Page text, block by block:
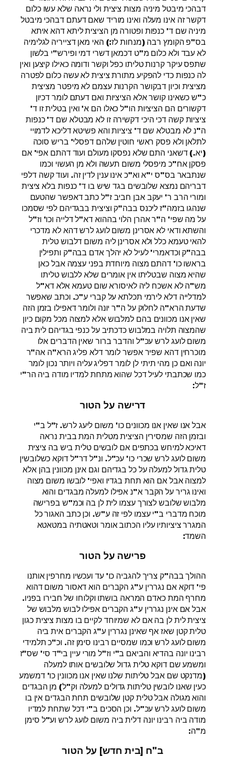
דבהכי מיבטל מיניה מצות ציצית ולי נראה שלא עשו כלום
דקשר זה אינו מעלה ואינו מוריד שאם דעתם דבהכי מיבטל
מיניה שם ד' כנפות ופטורה מן הציצית ליתא דהא איתא
בס"פ הקומץ רבה (מנחות לז:) האי מאן דצייריה לגלימיה
לא עבד ולא כלום מ"ט דכמאן דשרי דמי ופירש"י בלשון
שתפס עיקר קרנות טליתו כפל וקשר ודומה כאילו קיצען ואין
לה כנפות כדי להפקיע מתורת ציצית לא עשה כלום לפטרה
מציצית וכיון דבקושר הקרנות עצמם לא מיפטר מציצית
כ"ש כשאינו קושר אלא הציציות ואם דעתם לומר דכיון
דקשורים הם הציציות הו"ל כאלו הם א' ואין בטלית זו ד'
ציציות קשה דכי היכי דקשירה זו לא מבטלא שם ד' כנפות
ה"נ לא מבטלא שם ד' ציציות והא פשיטא דליכא לדמויי
לתלאן ולא פסק ראשי חוטין שלהם דפסלי' בריש סוכה
(יא.) דשאני התם שלא נפסקו מעולם ועוד דהתם אפי' אם
פסקן אח"כ מיפסלי משום תעשה ולא מן העשוי וכמו
שנתבאר בס"ס י"א וא"כ אינו ענין לדין זה. ועוד קשה דלפי
דבריהם נמצא שלובשים בגד שיש בו ד' כנפות בלא ציצית
ומורי הרב ר' יעקב אבן חביב ז"ל כתב דאפשר שהטעם
שנהגו בזמה"ז ליכנס בבה"ק וציצית בבגדיהם לפי שסמכו
על מה שפי' ה"ר אהרן הלוי בההוא דא"ל דלייה וכו' וז"ל
והשתא ודאי לא אסרינן משום לועג לרש דהא לא מדכרי
להאי טעמא כלל ולא אסרינן ליה משום דלבוש טלית
בבה"ק וכדאמרי' לעיל לא יהלך אדם בבה"ק ותפילין
בראשו כו' דהתם מצוה מיוחדת בפני עצמה אבל כאן
שהיא מצוה שבטליתו אין אומרים שלא ללבוש טליתו
מש"ה לא אשכח ליה לאיסורא שום טעמא אלא דא"ל
למדלייה דלא לירמי תכלתא על קברי ע"כ. וכתב שאפשר
שדעת הרא"ה לחלוק על ה"ר יונה ולומר דאפילו בזמן הזה
שאין אנו מכוונים בהם למלבוש אלא למצוה מכל מקום כיון
שהמצוה תלויה במלבוש כדכתיב על כנפי בגדיהם לית ביה
משום לועג לרש עכ"ל והדבר ברור שאין הדברים אלו
מוכרחין דהא שפיר אפשר לומר דלא פליג הרא"ה אה"ר
יונה ואם כן מהי תיתי לן לומר דפליג עליה ויותר נכון לומר
כמו שכתבתי לעיל דכל שהוא מתחת למדיו מודה ביה הר"י
ז"ל:
דרישה על הטור
אבל אנו שאין אנו מכוונים כו' משום ליעג לרש. ז"ל ב"י
ובזמן הזה שמסירין הציצית מטלית המת בבית נראה
דאיכא למיחש בכתפים אם לובשים טלית ביש בה ציצית
משום לועג לרש שכרי כו' עכ"ל. ונ"ל דר"ל דוקא כשלובשין
טלית גדול למעלה על כל בגדיהם וגם אינן מכוונין בהן אלא
למצוה אבל אם הוא תחת בגדיו ואפי' לובשו משום מצוה
ואינו גריר על הקבר א"נ אפילו למעלה מבגדים והוא
מלבוש שלובש לצורך עצמו לית לן בה וכמ"ש בפרישה
מוכח מדברי ב"י עצמו לפי זה ע"ש. וכן כתב האגור כל
המגרר ציציותיו עליו הכתוב אומר וטאטתיה במטאטא
השמד:
פרישה על הטור
ההולך בבה"ק צריך להגביה כו' עד ועכשיו מחרפין אותנו
פי' דוקא אם נגררין ע"ג הקברים הוא דאסור משום דהוא
מחרף המת כאדם המראה בושתו וקלוחו של חבירו בפניו.
אבל אם אינן נגררין ע"ג הקברים אפילו לבוש מלבוש של
ציצית לית לן בה אם לא שמיוחד לקיים בו מצות ציצית כגון
טלית קטן שאז אף שאינן נגררין ע"ג הקברים אית ביה
משום לועג לרש וכמו שמסיים רבינו סימן זה. וכ"כ תלמידי
רבינו יונה בהדיא והביאם ב"י וז"ל מורי עיין בי"ד סי' שס"ז
ומשמע שם דוקא טלית גדול שלובשים אותו למעלה
(מדנקט שם אבל טליתות שלנו שאין אנו מכוונין כו' דמשמע
כעין שאנו לובשין טליתות גדולים למעלה וק"ל) מן הבגדים
והוא מגולה אבל טלית קטן שלובשים תחת הבגדים אין בו
משום לועג לרש עכ"ל. וכן הסכים ב"י דכל שתחת למדיו
מודה ביה רבינו יונה דלית ביה משום לועג לרש וע"ל סימן
מ"ה:
ב"ח [בית חדש] על הטור